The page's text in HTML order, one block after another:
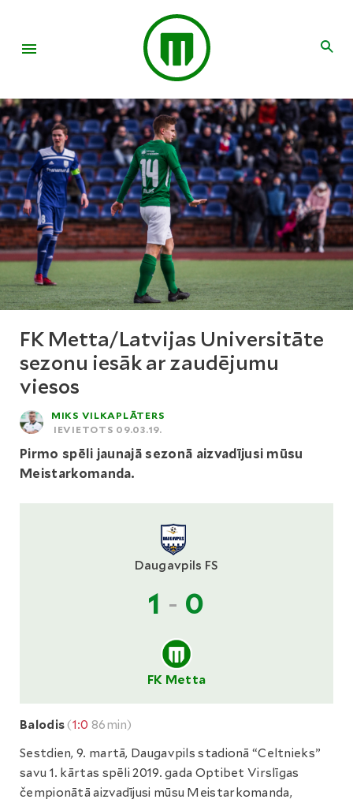
FK Metta/Latvijas Universitāte
sezonu iesāk ar zaudējumu
viesos
MIKS VILKAPLĀTERS
IEVIETOTS 09.03.19.
Pirmo spēli jaunajā sezonā aizvadījusi mūsu
Meistarkomanda.
Daugavpils FS
1 - 0
FK Metta
Balodis(1:0 86min)
Sestdien, 9. martā, Daugavpils stadionā “Celtnieks”
savu 1. kārtas spēli 2019. gada Optibet Virslīgas
čempionātā aizvadījusi mūsu Meistarkomanda,